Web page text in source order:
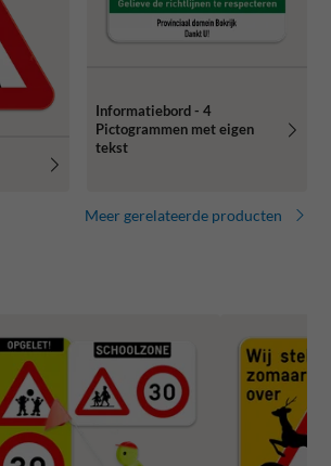
Informatiebord - 4
Pictogrammen met eigen
tekst
Meer gerelateerde producten